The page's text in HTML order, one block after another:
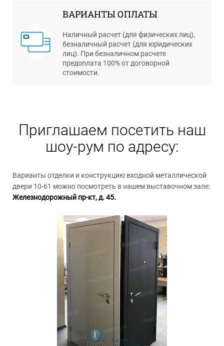
ВАРИАНТЫ ОПЛАТЫ
Наличный расчет (для физических лиц),
безналичный расчет (для юридических
лиц). При безналичном расчете
предоплата 100% от договорной
стоимости.
Приглашаем посетить наш
шоу-рум по адресу:
Варианты отделки и конструкцию входной металлической
двери 10-61 можно посмотреть в нашем выставочном зале:
Железнодорожный пр-кт, д. 45.